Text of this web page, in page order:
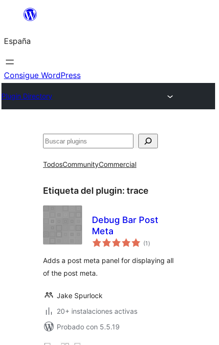
Saltar
contenido
España
Consigue WordPress
Plugin Directory
Buscar
TodosCommunityCommercial
Etiqueta del plugin: trace
Debug Bar Post
Meta
(1 valoraciones
en
)
Adds a post meta panel for displaying all
of the post meta.
Jake Spurlock
20+ instalaciones activas
Probado con 5.5.19